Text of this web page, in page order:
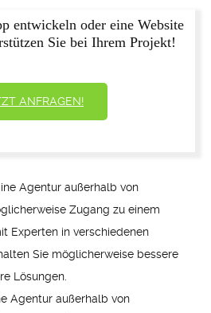
entwickeln oder eine Website
Sie bei Ihrem Projekt!
ANFRAGEN!
Agentur außerhalb von
Zugang zu einem
Experten in verschiedenen
Sie möglicherweise bessere
Lösungen.
Agentur außerhalb von